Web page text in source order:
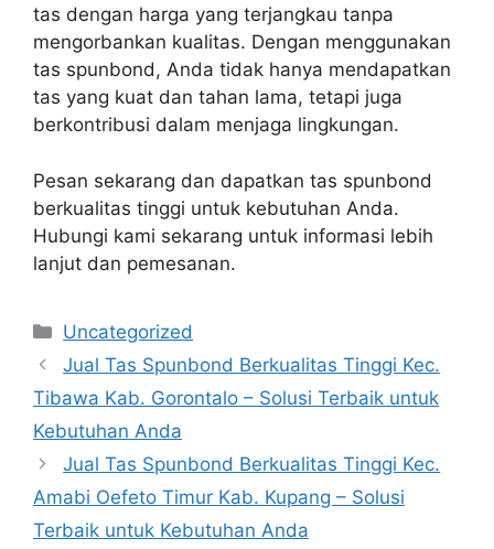
tas dengan harga yang terjangkau tanpa
mengorbankan kualitas. Dengan menggunakan
tas spunbond, Anda tidak hanya mendapatkan
tas yang kuat dan tahan lama, tetapi juga
berkontribusi dalam menjaga lingkungan.
Pesan sekarang dan dapatkan tas spunbond
berkualitas tinggi untuk kebutuhan Anda.
Hubungi kami sekarang untuk informasi lebih
lanjut dan pemesanan.
Categories
Uncategorized
Jual Tas Spunbond Berkualitas Tinggi Kec.
Tibawa Kab. Gorontalo – Solusi Terbaik untuk
Kebutuhan Anda
Jual Tas Spunbond Berkualitas Tinggi Kec.
Amabi Oefeto Timur Kab. Kupang – Solusi
Terbaik untuk Kebutuhan Anda